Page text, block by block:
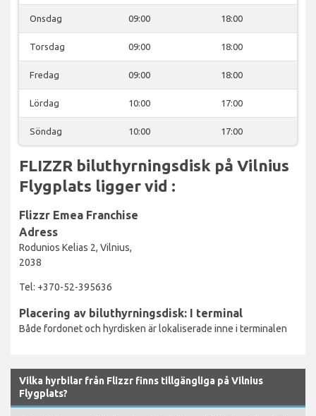
Onsdag 09:00 18:00
Torsdag 09:00 18:00
Fredag 09:00 18:00
Lördag 10:00 17:00
Söndag 10:00 17:00
FLIZZR biluthyrningsdisk på Vilnius
Flygplats ligger vid :
Flizzr Emea Franchise
Adress
Rodunios Kelias 2, Vilnius,
2038
Tel: +370-52-395636
Placering av biluthyrningsdisk: I terminal
Både fordonet och hyrdisken är lokaliserade inne i terminalen
Vilka hyrbilar från Flizzr finns tillgängliga på Vilnius
Flygplats?